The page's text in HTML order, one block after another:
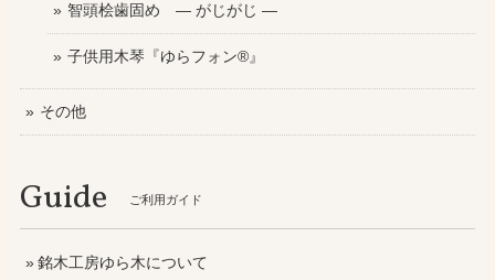
智頭桧歯固め ― がじがじ ―
子供用木琴『ゆらフォン®』
その他
Guide ご利用ガイド
銘木工房ゆら木について